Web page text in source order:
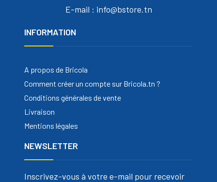
E-mail : info@bstore.tn
INFORMATION
A propos de Bricola
Comment créer un compte sur Bricola.tn ?
Conditions générales de vente
Livraison
Mentions légales
NEWSLETTER
Inscrivez-vous à votre e-mail pour recevoir